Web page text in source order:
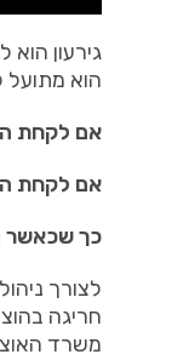
גירעון
הוא מתועל
אם לקחת
אם לקחת
כך שכאשר
לצורך
חריגה
משרד